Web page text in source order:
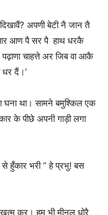
अपणी बेटी नै जान तै
आण पै सर पै हाथ धरकै
चाहत्ते अर जिब वा आकै
दैं।’
था। सामने बमुश्किल एक
के पीछे अपनी गाड़ी लगा
हुँकार भरी “ हे प्रभु! बस
ख़त्म कर। हम भी मीनल धोरै